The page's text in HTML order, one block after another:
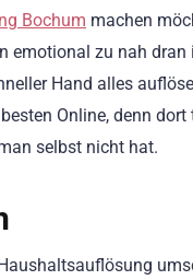
Bochum machen
emotional zu nah
Hand alles
Online, denn
selbst nicht hat.